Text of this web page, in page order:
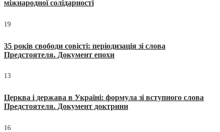
міжнародної солідарності
19
35 років свободи совісті: періодизація зі слова
Предстоятеля. Документ епохи
13
Церква і держава в Україні: формула зі вступного слова
Предстоятеля. Документ доктрини
16